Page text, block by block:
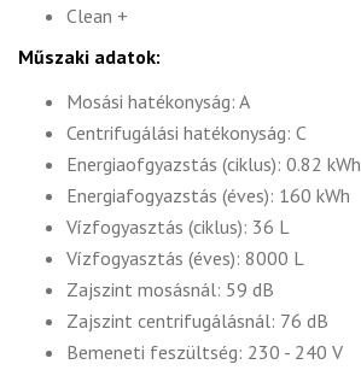
Clean +
Műszaki adatok:
Mosási hatékonyság: A
Centrifugálási hatékonyság: C
Energiaofgyazstás (ciklus): 0.82 kWh
Energiafogyazstás (éves): 160 kWh
Vízfogyasztás (ciklus): 36 L
Vízfogyasztás (éves): 8000 L
Zajszint mosásnál: 59 dB
Zajszint centrifugálásnál: 76 dB
Bemeneti feszültség: 230 - 240 V